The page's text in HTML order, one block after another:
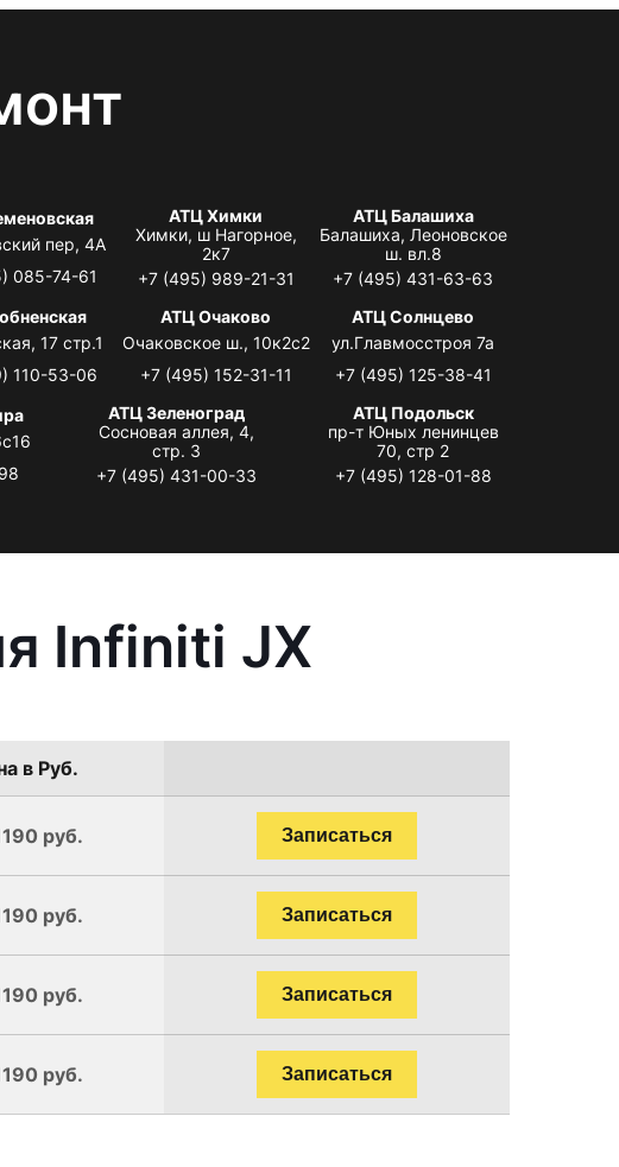
пер, 4А
085-74-61
АТЦ Химки
Химки, ш Нагорное,
2к7
+7 (495) 989-21-31
АТЦ Балашиха
Балашиха, Леоновское
ш. вл.8
+7 (495) 431-63-63
17 стр.1
110-53-06
АТЦ Очаково
Очаковское ш., 10к2с2
+7 (495) 152-31-11
АТЦ Солнцево
ул.Главмосстроя 7а
+7 (495) 125-38-41
АТЦ Зеленоград
Сосновая аллея, 4,
стр. 3
+7 (495) 431-00-33
АТЦ Подольск
пр-т Юных ленинцев
70, стр 2
+7 (495) 128-01-88
Infiniti JX
в Руб.
руб. Записаться
руб. Записаться
руб. Записаться
руб. Записаться